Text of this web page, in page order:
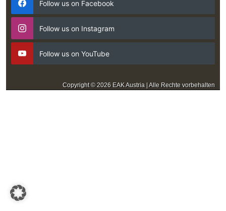
Follow us on Facebook
Follow us on Instagram
Follow us on YouTube
Copyright © 2026 EAK Austria | Alle Rechte vorbehalten